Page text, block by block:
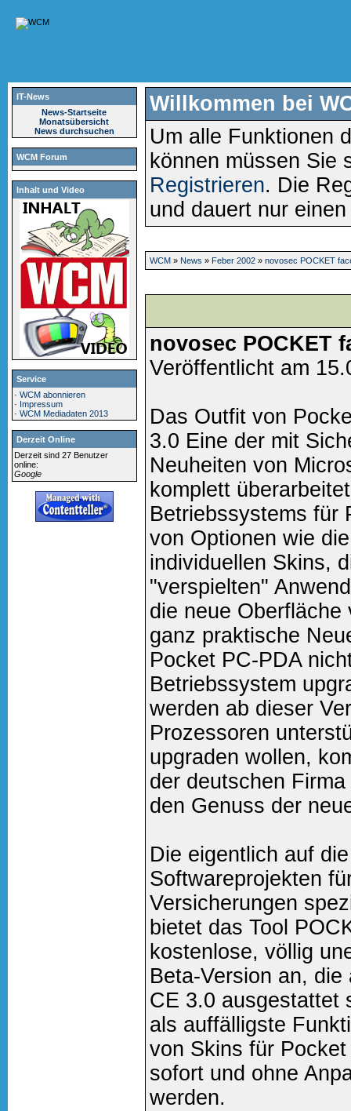
IT-News
News-Startseite
Monatsübersicht
News durchsuchen
WCM Forum
Inhalt und Video
Service
·WCM abonnieren
· Impressum
·WCM Mediadaten 2013
Derzeit Online
Derzeit sind 27 Benutzer
online:
Google
Willkommen bei
Um alle Funktionen
können müssen Sie
Registrieren. Die
und dauert nur
WCM» News » Feber 2002» novosec POCKET
novosec POCKET
Veröffentlicht am
Das Outfit von
3.0 Eine der mit
Neuheiten von
komplett
Betriebssystems für
von Optionen wie
individuellen Skins,
"verspielten"
die neue
ganz praktische
Pocket PC-PDA
Betriebssystem
werden ab dieser
Prozessoren
upgraden wollen,
der deutschen
den Genuss der
Die eigentlich auf
Softwareprojekten
Versicherungen
bietet das Tool
kostenlose, völlig
Beta-Version an,
CE 3.0 ausgestattet
als auffälligste
von Skins für
sofort und ohne
werden.